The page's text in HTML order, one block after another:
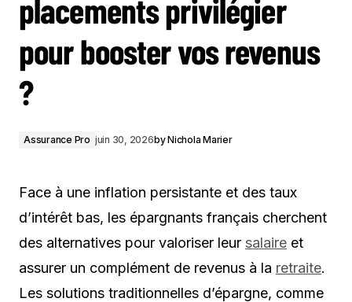
placements privilégier
pour booster vos revenus
?
Assurance Pro juin 30, 2026byNichola Marier
Face à une inflation persistante et des taux
d’intérêt bas, les épargnants français cherchent
des alternatives pour valoriser leur salaire et
assurer un complément de revenus à la retraite.
Les solutions traditionnelles d’épargne, comme